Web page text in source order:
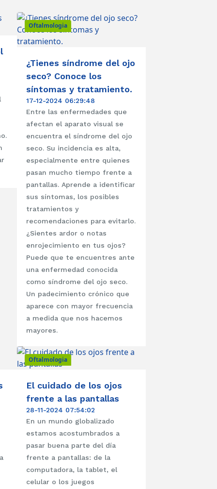
Oftalmologia
¿Tienes síndrome del ojo
seco? Conoce los
síntomas y tratamiento.
17-12-2024 06:29:48
Entre las enfermedades que
afectan el aparato visual se
encuentra el síndrome del ojo
seco. Su incidencia es alta,
especialmente entre quienes
pasan mucho tiempo frente a
pantallas. Aprende a identificar
sus síntomas, los posibles
tratamientos y
recomendaciones para evitarlo.
¿Sientes ardor o notas
enrojecimiento en tus ojos?
Puede que te encuentres ante
una enfermedad conocida
como síndrome del ojo seco.
Un padecimiento crónico que
aparece con mayor frecuencia
a medida que nos hacemos
mayores.
Oftalmologia
El cuidado de los ojos
frente a las pantallas
28-11-2024 07:54:02
En un mundo globalizado
estamos acostumbrados a
pasar buena parte del día
frente a pantallas: de la
computadora, la tablet, el
celular o los juegos